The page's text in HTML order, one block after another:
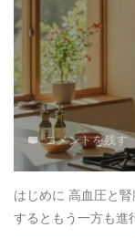
管
を
守
コメントを残す
はじめに 高血圧と
するともう一方も進